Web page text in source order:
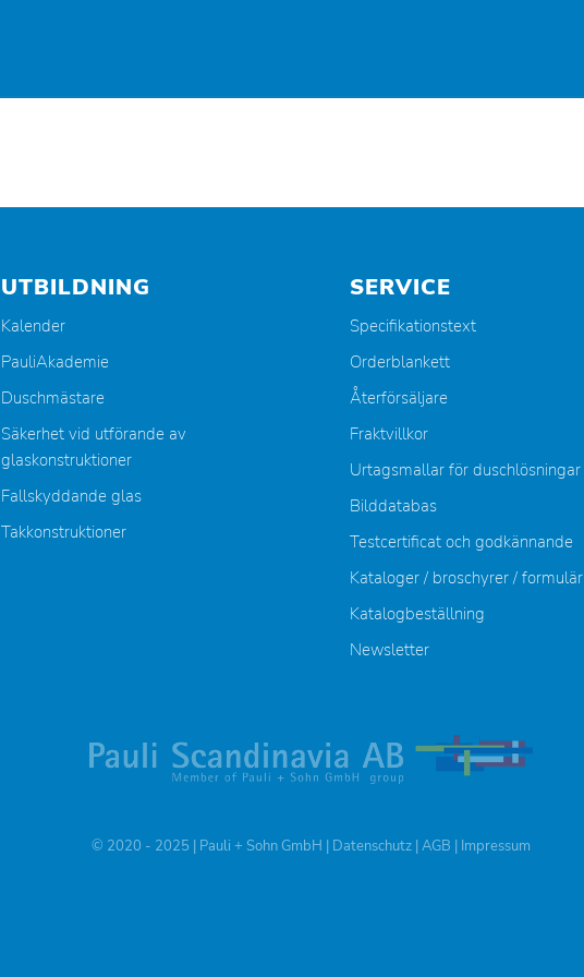
UTBILDNING
Kalender
PauliAkademie
Duschmästare
Säkerhet vid utförande av
glaskonstruktioner
Fallskyddande glas
Takkonstruktioner
SERVICE
Specifikationstext
Orderblankett
Återförsäljare
Fraktvillkor
Urtagsmallar för duschlösningar
Bilddatabas
Testcertificat och godkännande
Kataloger / broschyrer / formulär
Katalogbeställning
Newsletter
© 2020 - 2025 | Pauli + Sohn GmbH | Datenschutz|AGB | Impressum